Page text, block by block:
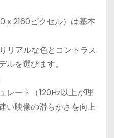
x 2160ピクセル）は基本
リアルな色とコントラス
ルを選びます。
レート（120Hz以上が理
い映像の滑らかさを向上